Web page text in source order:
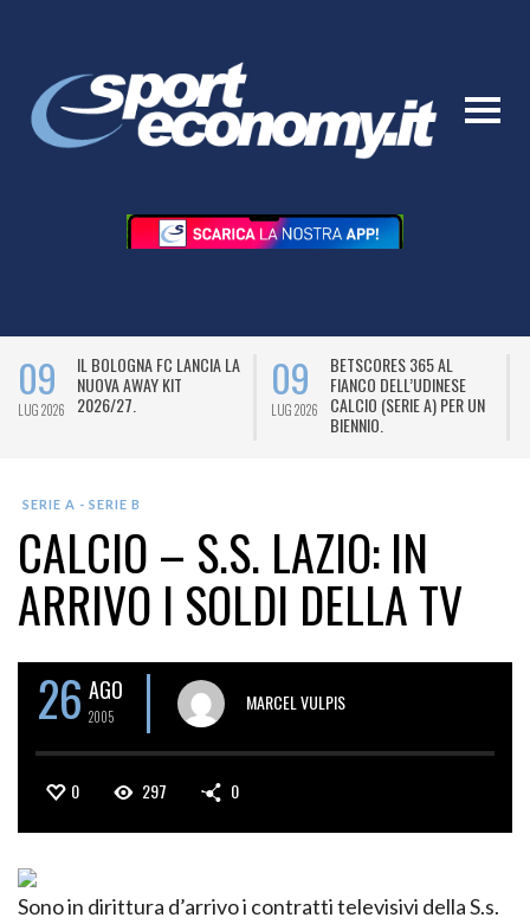
09
LUG 2026
IL BOLOGNA FC LANCIA LA
NUOVA AWAY KIT
2026/27.
09
LUG 2026
BETSCORES 365 AL
FIANCO DELL’UDINESE
CALCIO (SERIE A) PER UN
BIENNIO.
SERIE A - SERIE B
CALCIO – S.S. LAZIO: IN
ARRIVO I SOLDI DELLA TV
26 AGO
2005
MARCEL VULPIS
0 297 0
Sono in dirittura d’arrivo i contratti televisivi della S.s.